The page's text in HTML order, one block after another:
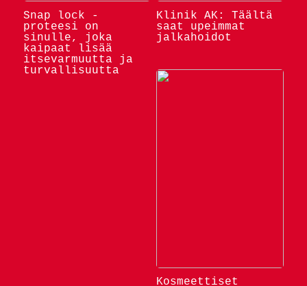
Snap lock -
proteesi on
sinulle, joka
kaipaat lisää
itsevarmuutta ja
turvallisuutta
Klinik AK: Täältä
saat upeimmat
jalkahoidot
Kosmeettiset